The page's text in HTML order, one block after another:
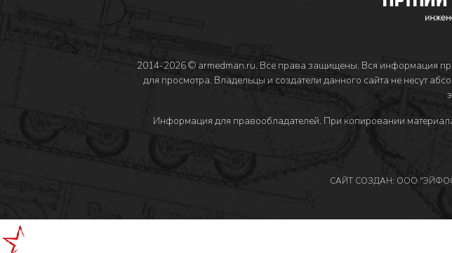
2014-2026 © armedman.ru. Все права защищены. Вся информация
для просмотра. Владельцы и создатели данного сайта не несут
Информация для правообладателей. При копировании
САЙТ СОЗДАН: ООО